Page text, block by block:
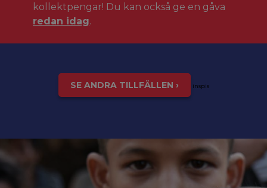
kollektpengar! Du kan också ge en gåva
redan idag.
SE ANDRA TILLFÄLLEN › inspis